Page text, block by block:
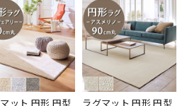
ット 円形 円型
ラグマット 円形 円型